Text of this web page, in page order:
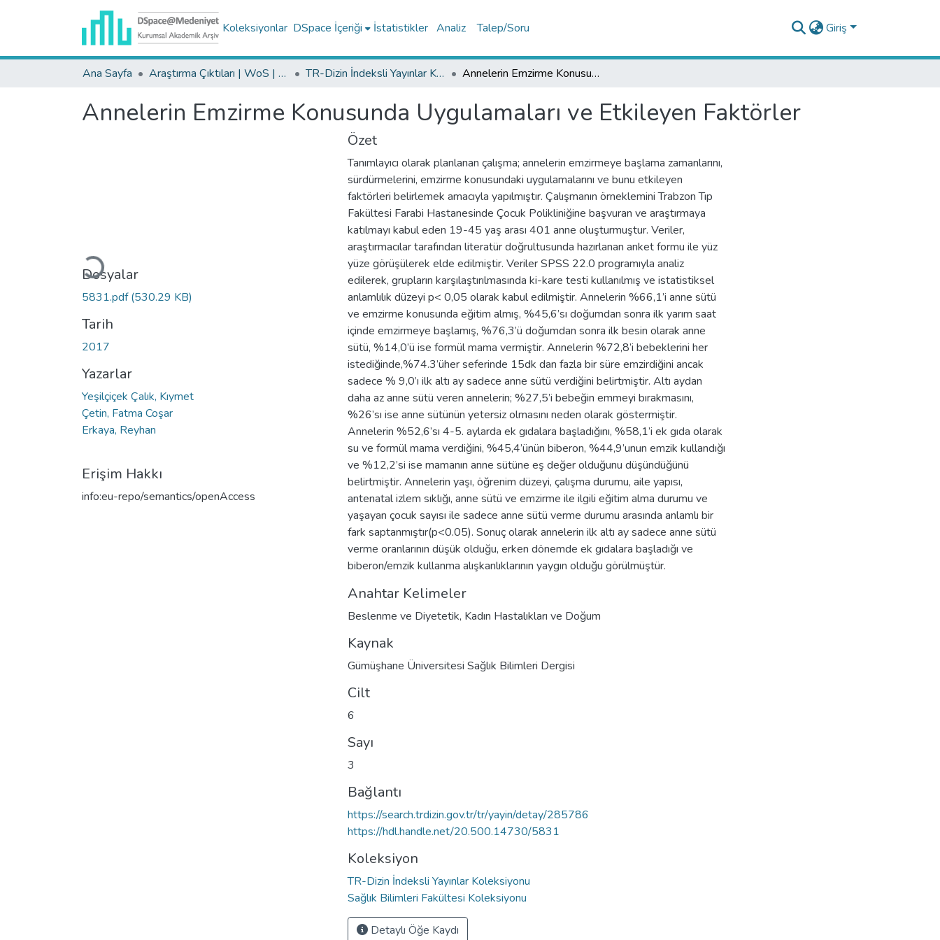
Koleksiyonlar DSpace İçeriği İstatistikler Analiz Talep/Soru Giriş
Ana Sayfa Araştırma Çıktıları | WoS | Scopus | TR-Dizin | PubMed TR-Dizin İndeksli Yayınlar Koleksiyonu Annelerin Emzirme Konusunda Uygulamaları ve Etkileyen Faktörler
Annelerin Emzirme Konusunda Uygulamaları ve Etkileyen Faktörler
Yükleniyor...
Dosyalar
5831.pdf(530.29 KB)
Tarih
2017
Yazarlar
Yeşilçiçek Çalık, Kıymet
Çetin, Fatma Coşar
Erkaya, Reyhan
Erişim Hakkı
info:eu-repo/semantics/openAccess
Özet
Tanımlayıcı olarak planlanan çalışma; annelerin emzirmeye başlama zamanlarını,
sürdürmelerini, emzirme konusundaki uygulamalarını ve bunu etkileyen
faktörleri belirlemek amacıyla yapılmıştır. Çalışmanın örneklemini Trabzon Tıp
Fakültesi Farabi Hastanesinde Çocuk Polikliniğine başvuran ve araştırmaya
katılmayı kabul eden 19-45 yaş arası 401 anne oluşturmuştur. Veriler,
araştırmacılar tarafından literatür doğrultusunda hazırlanan anket formu ile yüz
yüze görüşülerek elde edilmiştir. Veriler SPSS 22.0 programıyla analiz
edilerek, grupların karşılaştırılmasında ki-kare testi kullanılmış ve istatistiksel
anlamlılık düzeyi p< 0,05 olarak kabul edilmiştir. Annelerin %66,1’i anne sütü
ve emzirme konusunda eğitim almış, %45,6’sı doğumdan sonra ilk yarım saat
içinde emzirmeye başlamış, %76,3’ü doğumdan sonra ilk besin olarak anne
sütü, %14,0’ü ise formül mama vermiştir. Annelerin %72,8’i bebeklerini her
istediğinde,%74.3’üher seferinde 15dk dan fazla bir süre emzirdiğini ancak
sadece % 9,0’ı ilk altı ay sadece anne sütü verdiğini belirtmiştir. Altı aydan
daha az anne sütü veren annelerin; %27,5’i bebeğin emmeyi bırakmasını,
%26’sı ise anne sütünün yetersiz olmasını neden olarak göstermiştir.
Annelerin %52,6’sı 4-5. aylarda ek gıdalara başladığını, %58,1’i ek gıda olarak
su ve formül mama verdiğini, %45,4’ünün biberon, %44,9’unun emzik kullandığı
ve %12,2’si ise mamanın anne sütüne eş değer olduğunu düşündüğünü
belirtmiştir. Annelerin yaşı, öğrenim düzeyi, çalışma durumu, aile yapısı,
antenatal izlem sıklığı, anne sütü ve emzirme ile ilgili eğitim alma durumu ve
yaşayan çocuk sayısı ile sadece anne sütü verme durumu arasında anlamlı bir
fark saptanmıştır(p<0.05). Sonuç olarak annelerin ilk altı ay sadece anne sütü
verme oranlarının düşük olduğu, erken dönemde ek gıdalara başladığı ve
biberon/emzik kullanma alışkanlıklarının yaygın olduğu görülmüştür.
Anahtar Kelimeler
Beslenme ve Diyetetik, Kadın Hastalıkları ve Doğum
Kaynak
Gümüşhane Üniversitesi Sağlık Bilimleri Dergisi
Cilt
6
Sayı
3
Bağlantı
https://search.trdizin.gov.tr/tr/yayin/detay/285786
https://hdl.handle.net/20.500.14730/5831
Koleksiyon
TR-Dizin İndeksli Yayınlar Koleksiyonu
Sağlık Bilimleri Fakültesi Koleksiyonu
Detaylı Öğe Kaydı